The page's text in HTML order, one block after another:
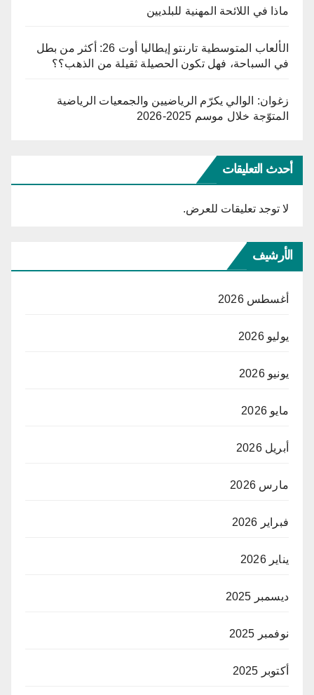
ماذا في اللائحة المهنية للبلديين
الألعاب المتوسطية تارنتو إيطاليا أوت 26: أكثر من بطل
في السباحة، فهل تكون الحصيلة ثقيلة من الذهب؟؟
زغوان: الوالي يكرّم الرياضيين والجمعيات الرياضية
المتوّجة خلال موسم 2025-2026
أحدث التعليقات
لا توجد تعليقات للعرض.
الأرشيف
أغسطس 2026
يوليو 2026
يونيو 2026
مايو 2026
أبريل 2026
مارس 2026
فبراير 2026
يناير 2026
ديسمبر 2025
نوفمبر 2025
أكتوبر 2025